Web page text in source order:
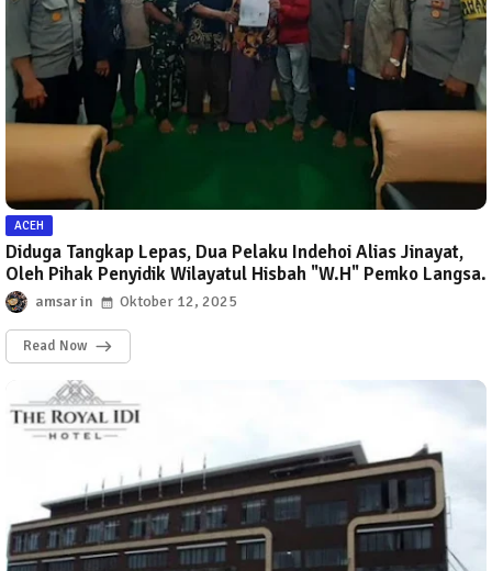
ACEH
Diduga Tangkap Lepas, Dua Pelaku Indehoi Alias Jinayat,
Oleh Pihak Penyidik Wilayatul Hisbah "W.H" Pemko Langsa.
amsar Oktober 12, 2025
Read Now